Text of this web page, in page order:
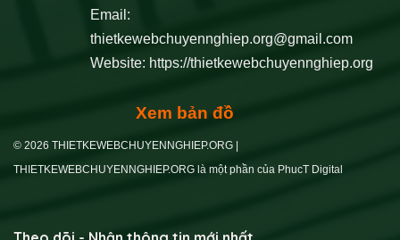
Email:
thietkewebchuyennghiep.org@gmail.com
Website: https://thietkewebchuyennghiep.org
Xem bản đồ
© 2026 THIETKEWEBCHUYENNGHIEP.ORG |
THIETKEWEBCHUYENNGHIEP.ORG là một phần của PhucT Digital